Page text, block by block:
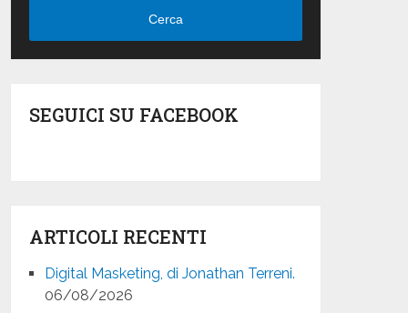
Cerca
SEGUICI SU FACEBOOK
ARTICOLI RECENTI
Digital Masketing, di Jonathan Terreni.
06/08/2026